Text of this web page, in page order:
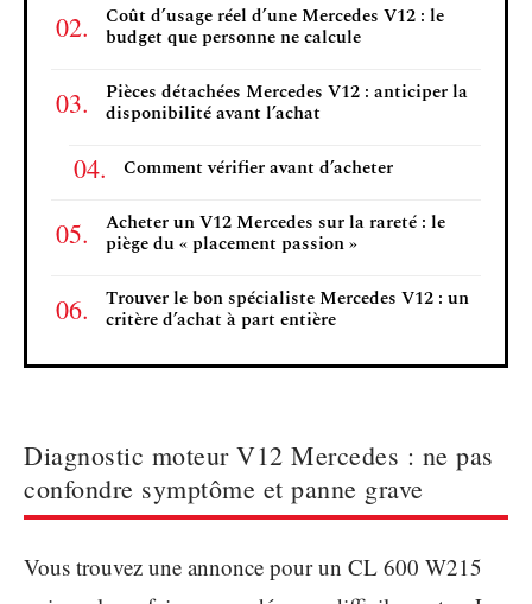
Coût d’usage réel d’une Mercedes V12 : le
budget que personne ne calcule
Pièces détachées Mercedes V12 : anticiper la
disponibilité avant l’achat
Comment vérifier avant d’acheter
Acheter un V12 Mercedes sur la rareté : le
piège du « placement passion »
Trouver le bon spécialiste Mercedes V12 : un
critère d’achat à part entière
Diagnostic moteur V12 Mercedes : ne pas
confondre symptôme et panne grave
Vous trouvez une annonce pour un CL 600 W215